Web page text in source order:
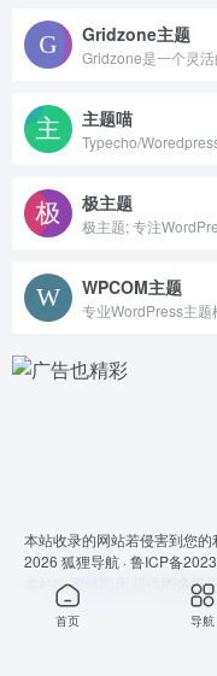
Gridzone主题
主题喵
极主题
WPCOM主题
本站收录的网站若侵害到您的
2026 狐狸导航 ·鲁ICP备
本站由蜜蜂图床 提供图像服务
首页 导航